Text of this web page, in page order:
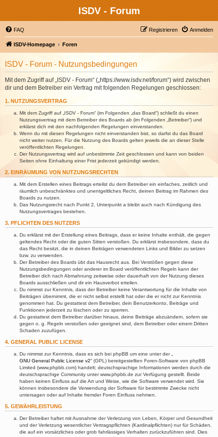
ISDV - Forum
FAQ Anmelden
Registrieren
ISDV-Homepage Foren
ISDV - Forum - Nutzungsbedingungen
Mit dem Zugriff auf „ISDV - Forum“ („https://www.isdv.net/forum“) wird zwischen
dir und dem Betreiber ein Vertrag mit folgenden Regelungen geschlossen:
1. NUTZUNGSVERTRAG
Mit dem Zugriff auf „ISDV - Forum“ (im Folgenden „das Board“) schließt du einen
Nutzungsvertrag mit dem Betreiber des Boards ab (im Folgenden „Betreiber“) und
erklärst dich mit den nachfolgenden Regelungen einverstanden.
Wenn du mit diesen Regelungen nicht einverstanden bist, so darfst du das Board
nicht weiter nutzen. Für die Nutzung des Boards gelten jeweils die an dieser Stelle
veröffentlichten Regelungen.
Der Nutzungsvertrag wird auf unbestimmte Zeit geschlossen und kann von beiden
Seiten ohne Einhaltung einer Frist jederzeit gekündigt werden.
2. EINRÄUMUNG VON NUTZUNGSRECHTEN
Mit dem Erstellen eines Beitrags erteilst du dem Betreiber ein einfaches, zeitlich und
räumlich unbeschränktes und unentgeltliches Recht, deinen Beitrag im Rahmen des
Boards zu nutzen.
Das Nutzungsrecht nach Punkt 2, Unterpunkt a bleibt auch nach Kündigung des
Nutzungsvertrages bestehen.
3. PFLICHTEN DES NUTZERS
Du erklärst mit der Erstellung eines Beitrags, dass er keine Inhalte enthält, die gegen
geltendes Recht oder die guten Sitten verstoßen. Du erklärst insbesondere, dass du
das Recht besitzt, die in deinen Beiträgen verwendeten Links und Bilder zu setzen
bzw. zu verwenden.
Der Betreiber des Boards übt das Hausrecht aus. Bei Verstößen gegen diese
Nutzungsbedingungen oder anderer im Board veröffentlichten Regeln kann der
Betreiber dich nach Abmahnung zeitweise oder dauerhaft von der Nutzung dieses
Boards ausschließen und dir ein Hausverbot erteilen.
Du nimmst zur Kenntnis, dass der Betreiber keine Verantwortung für die Inhalte von
Beiträgen übernimmt, die er nicht selbst erstellt hat oder die er nicht zur Kenntnis
genommen hat. Du gestattest dem Betreiber, dein Benutzerkonto, Beiträge und
Funktionen jederzeit zu löschen oder zu sperren.
Du gestattest dem Betreiber darüber hinaus, deine Beiträge abzuändern, sofern sie
gegen o. g. Regeln verstoßen oder geeignet sind, dem Betreiber oder einem Dritten
Schaden zuzufügen.
4. GENERAL PUBLIC LICENSE
Du nimmst zur Kenntnis, dass es sich bei phpBB um eine unter der „
GNU General Public License v2“ (GPL) bereitgestellten Foren-Software von phpBB
Limited (www.phpbb.com) handelt; deutschsprachige Informationen werden durch die
deutschsprachige Community unter www.phpbb.de zur Verfügung gestellt. Beide
haben keinen Einfluss auf die Art und Weise, wie die Software verwendet wird. Sie
können insbesondere die Verwendung der Software für bestimmte Zwecke nicht
untersagen oder auf Inhalte fremder Foren Einfluss nehmen.
5. GEWÄHRLEISTUNG
Der Betreiber haftet mit Ausnahme der Verletzung von Leben, Körper und Gesundheit
und der Verletzung wesentlicher Vertragspflichten (Kardinalpflichten) nur für Schäden,
die auf ein vorsätzliches oder grob fahrlässiges Verhalten zurückzuführen sind. Dies